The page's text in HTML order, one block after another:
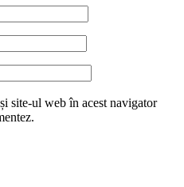
site-ul web în acest navigator